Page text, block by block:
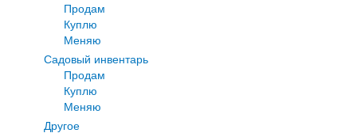
Продам
Куплю
Меняю
Садовый инвентарь
Продам
Куплю
Меняю
Другое